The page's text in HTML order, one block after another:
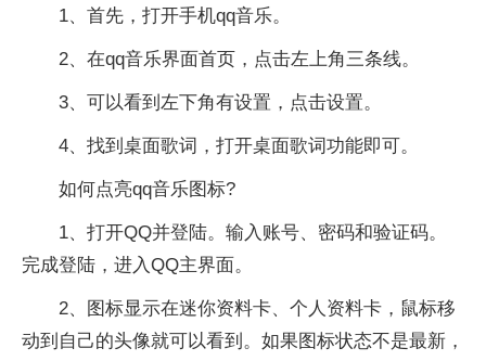
1、首先，打开手机qq音乐。
2、在qq音乐界面首页，点击左上角三条线。
3、可以看到左下角有设置，点击设置。
4、找到桌面歌词，打开桌面歌词功能即可。
如何点亮qq音乐图标?
1、打开QQ并登陆。输入账号、密码和验证码。
完成登陆，进入QQ主界面。
2、图标显示在迷你资料卡、个人资料卡，鼠标移
动到自己的头像就可以看到。如果图标状态不是最新，